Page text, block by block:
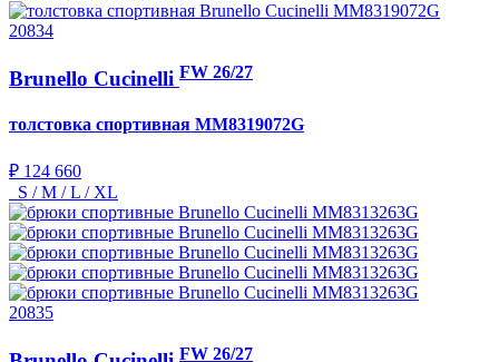
20834
Brunello Cucinelli FW 26/27
толстовка спортивная MM8319072G
₽ 124 660
S / M / L / XL
20835
FW 26/27